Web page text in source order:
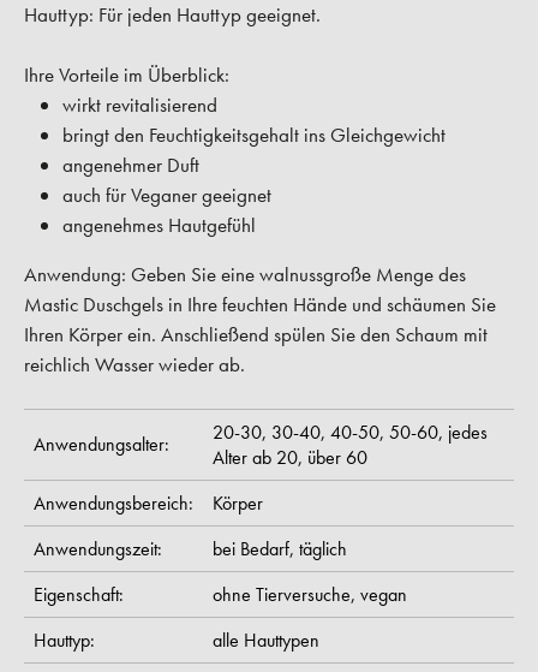
Hauttyp: Für jeden Hauttyp geeignet.
Ihre Vorteile im Überblick:
wirkt revitalisierend
bringt den Feuchtigkeitsgehalt ins Gleichgewicht
angenehmer Duft
auch für Veganer geeignet
angenehmes Hautgefühl
Anwendung: Geben Sie eine walnussgroße Menge des
Mastic Duschgels in Ihre feuchten Hände und schäumen Sie
Ihren Körper ein. Anschließend spülen Sie den Schaum mit
reichlich Wasser wieder ab.
Anwendungsalter: 20-30, 30-40, 40-50, 50-60, jedes
Alter ab 20, über 60
Anwendungsbereich:
Körper
Anwendungszeit:
bei Bedarf, täglich
Eigenschaft:
ohne Tierversuche, vegan
Hauttyp:
alle Hauttypen